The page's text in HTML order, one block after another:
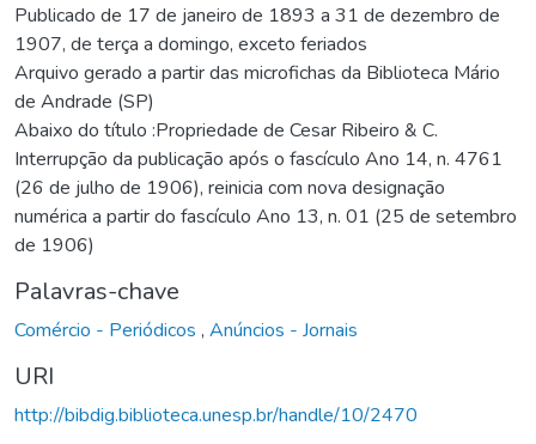
Publicado de 17 de janeiro de 1893 a 31 de dezembro de
1907, de terça a domingo, exceto feriados
Arquivo gerado a partir das microfichas da Biblioteca Mário
de Andrade (SP)
Abaixo do título :Propriedade de Cesar Ribeiro & C.
Interrupção da publicação após o fascículo Ano 14, n. 4761
(26 de julho de 1906), reinicia com nova designação
numérica a partir do fascículo Ano 13, n. 01 (25 de setembro
de 1906)
Palavras-chave
Comércio - Periódicos , Anúncios - Jornais
URI
http://bibdig.biblioteca.unesp.br/handle/10/2470